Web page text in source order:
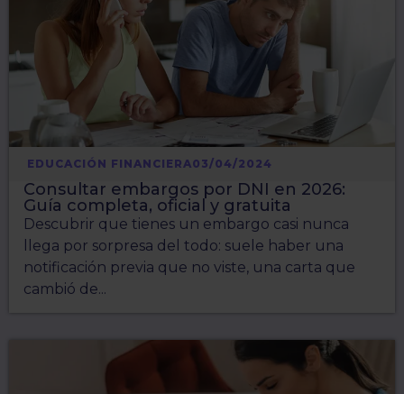
EDUCACIÓN FINANCIERA03/04/2024
Consultar embargos por DNI en 2026:
Guía completa, oficial y gratuita
Descubrir que tienes un embargo casi nunca
llega por sorpresa del todo: suele haber una
notificación previa que no viste, una carta que
cambió de...